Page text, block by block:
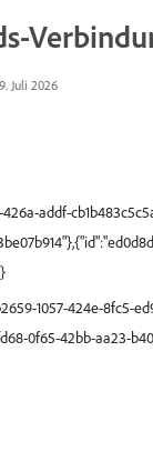
Juli 2026
addf-
1057-424e-8fc5-
0f65-42bb-aa23-